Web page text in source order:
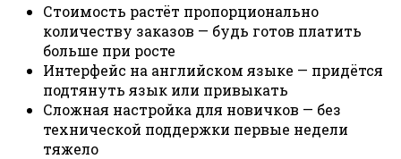
Стоимость растёт пропорционально
количеству заказов — будь готов платить
больше при росте
Интерфейс на английском языке — придётся
подтянуть язык или привыкать
Сложная настройка для новичков — без
технической поддержки первые недели
тяжело